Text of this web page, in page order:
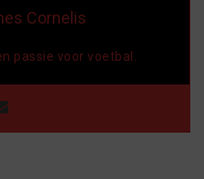
Cornelis
passie voor voetbal.